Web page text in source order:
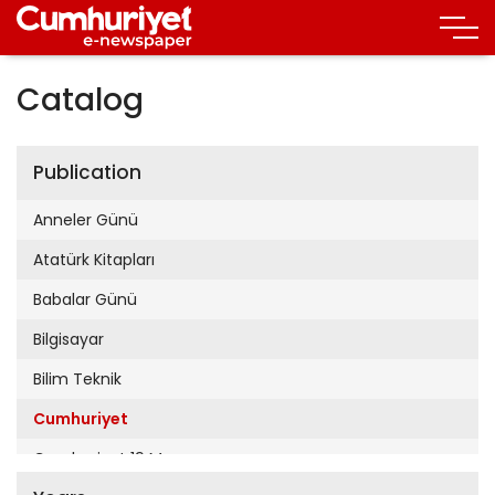
Catalog
Publication
Anneler Günü
Atatürk Kitapları
Babalar Günü
Bilgisayar
Bilim Teknik
Cumhuriyet
Cumhuriyet 19 Mayıs